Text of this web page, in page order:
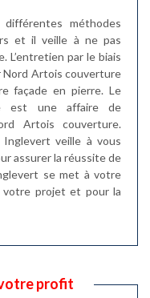
méthodes
et il veille à ne pas
L’entretien par le biais
Nord Artois couverture
façade en pierre. Le
est une affaire de
Artois couverture.
Inglevert veille à vous
assurer la réussite de
se met à votre
projet et pour la
profit